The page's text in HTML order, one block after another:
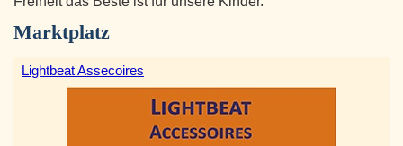
Marktplatz
Lightbeat Assecoires